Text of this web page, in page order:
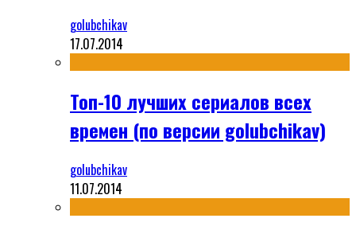
golubchikav
17.07.2014
Топ-10 лучших сериалов всех
времен (по версии golubchikav)
golubchikav
11.07.2014